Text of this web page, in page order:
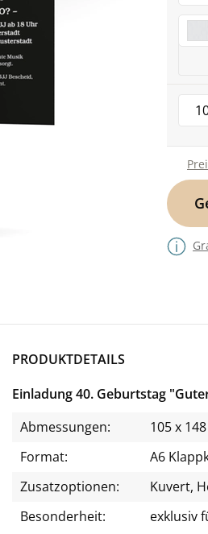
PRODUKTDETAILS
Einladung 40. Geburtstag
Abmessungen:
105 x
Format:
A6
Zusatzoptionen:
Kuvert,
Besonderheit:
exklusiv